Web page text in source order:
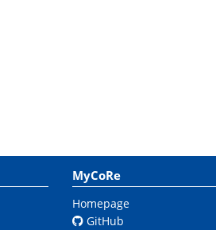
MyCoRe
Homepage
GitHub